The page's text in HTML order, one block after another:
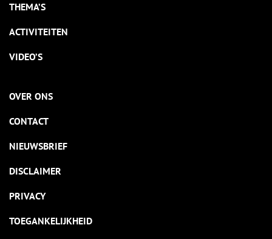
THEMA’S
ACTIVITEITEN
VIDEO’S
OVER ONS
CONTACT
NIEUWSBRIEF
DISCLAIMER
PRIVACY
TOEGANKELIJKHEID